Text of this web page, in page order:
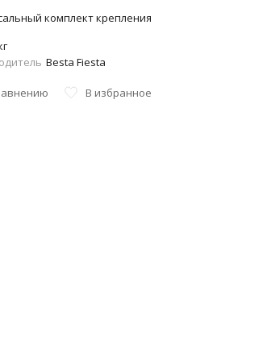
комплект крепления
Besta Fiesta
В избранное